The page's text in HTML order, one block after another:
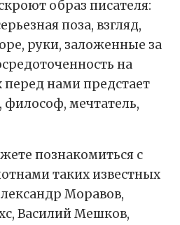
образ писателя:
поза, взгляд,
руки, заложенные за
на
перед нами предстает
философ, мечтатель,
познакомиться с
таких известных
Моравов,
Василий Мешков,